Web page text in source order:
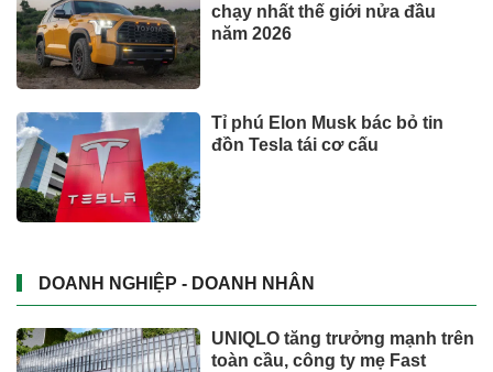
chạy nhất thế giới nửa đầu
năm 2026
Tỉ phú Elon Musk bác bỏ tin
đồn Tesla tái cơ cấu
DOANH NGHIỆP - DOANH NHÂN
UNIQLO tăng trưởng mạnh trên
toàn cầu, công ty mẹ Fast